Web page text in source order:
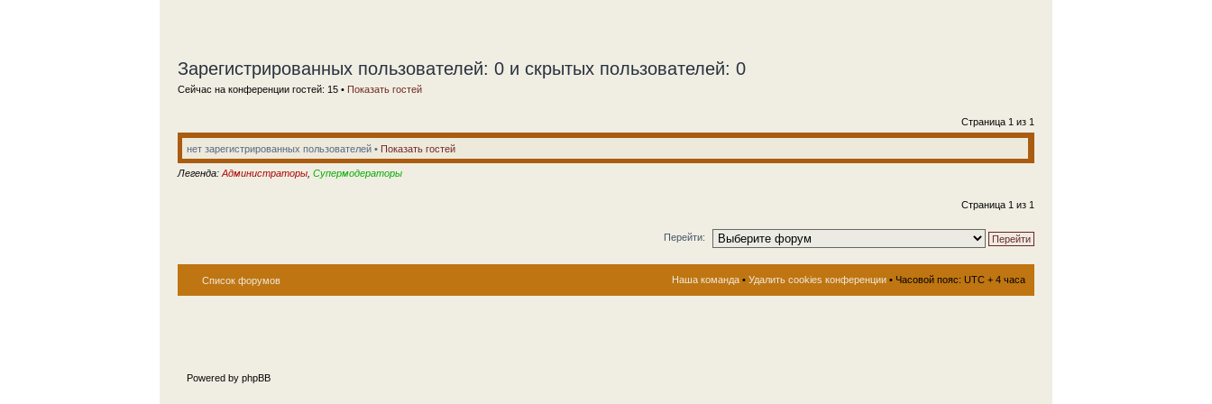
Зарегистрированных пользователей: 0 и скрытых пользователей: 0
Сейчас на конференции гостей: 15 • Показать гостей
Страница 1 из 1
нет зарегистрированных пользователей • Показать гостей
Легенда: Администраторы Супермодераторы
Страница 1 из 1
Перейти:
Список форумов Наша команда • Удалить cookies конференции • Часовой пояс: UTC + 4 часа
Powered by phpBB